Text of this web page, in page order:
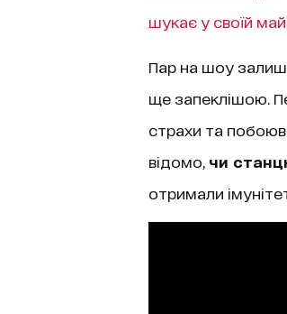
шукає у своїй
Пар на шоу
ще запеклішою.
страхи та
відомо, чи
отримали